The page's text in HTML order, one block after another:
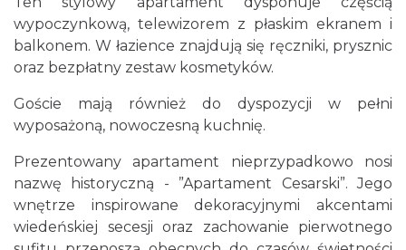
wypoczynkową, telewizorem z płaskim ekranem i
balkonem. W łazience znajdują się ręczniki, prysznic
oraz bezpłatny zestaw kosmetyków.
Goście mają również do dyspozycji w pełni
wyposażoną, nowoczesną kuchnię.
Prezentowany apartament nieprzypadkowo nosi
nazwę historyczną - ”Apartament Cesarski”. Jego
wnętrze inspirowane dekoracyjnymi akcentami
wiedeńskiej secesji oraz zachowanie pierwotnego